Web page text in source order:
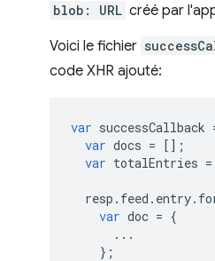
blob: URL créé par
Voici le fichier
code XHR ajouté:
var successCallback
var docs = [];
var totalEntries =
resp . feed . entry.
var doc = {
...
};